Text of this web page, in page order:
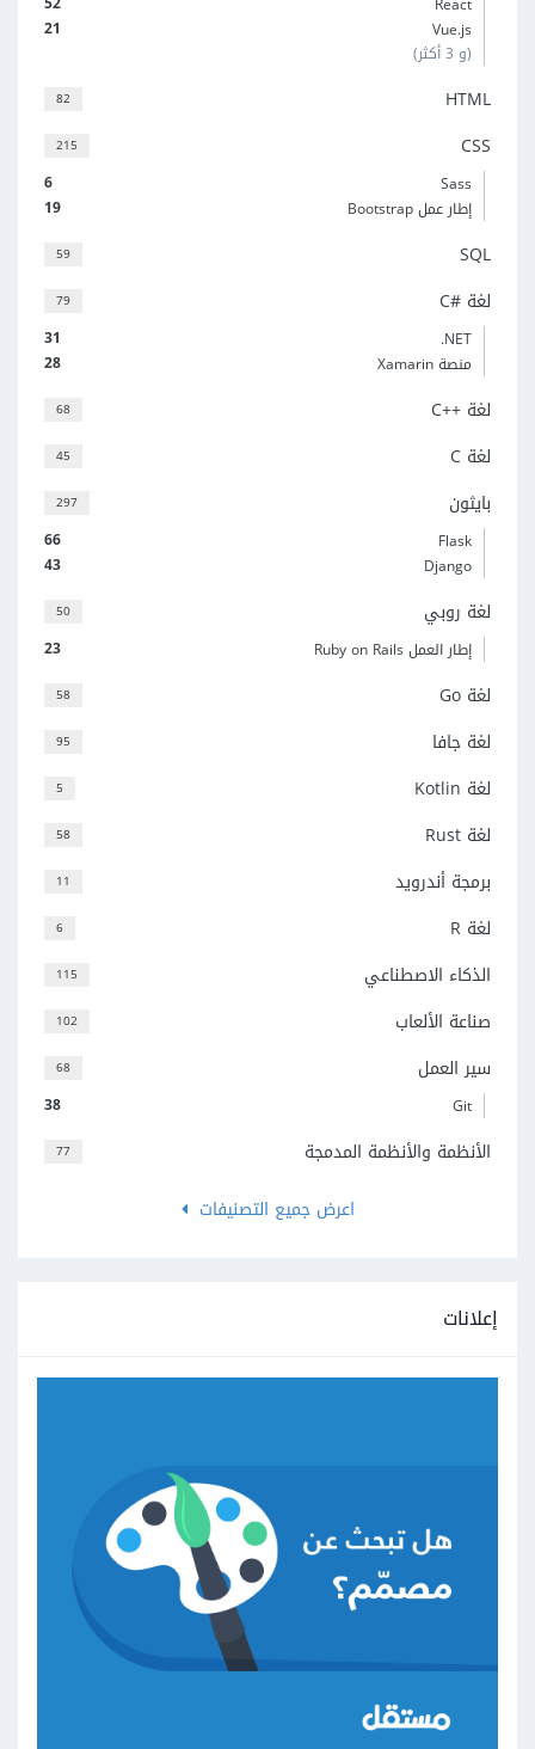
21
Vue.js
(و 3 أكثر)
82 HTML
215 CSS
6
Sass
19
إطار عمل Bootstrap
59 SQL
79 لغة C#‎
31
‎.NET
28
منصة Xamarin
68 لغة C++‎
45 لغة C
297 بايثون
66
Flask
43
Django
50 لغة روبي
23 إطار العمل Ruby on Rails
58 لغة Go
95 لغة جافا
5 لغة Kotlin
58 لغة Rust
11 برمجة أندرويد
6 لغة R
115 الذكاء الاصطناعي
102 صناعة الألعاب
68 سير العمل
38 Git
77
الأنظمة والأنظمة المدمجة
اعرض جميع التصنيفات
إعلانات